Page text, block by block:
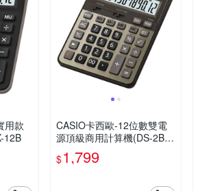
用款
12B
CASIO卡西歐-12位數雙電
源頂級商用計算機(DS-2B-G
D)金色
$1,799